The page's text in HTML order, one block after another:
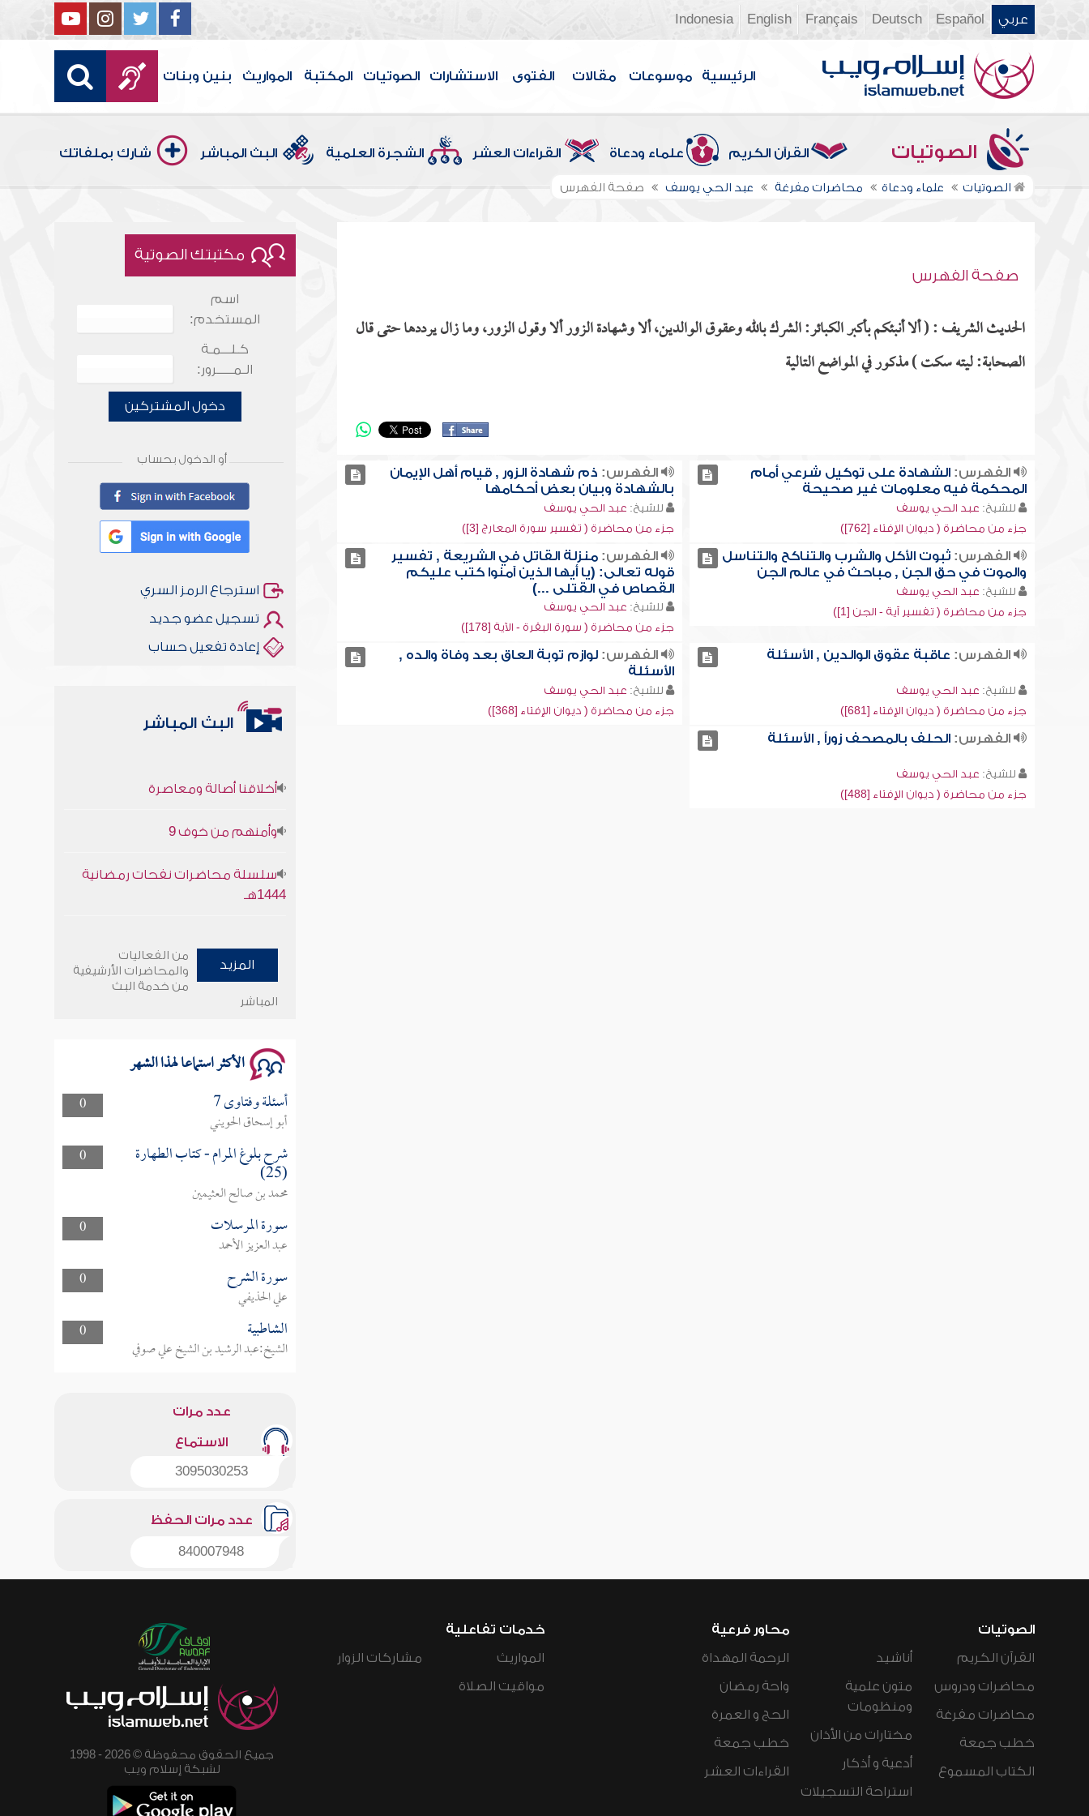
عربي Español
Deutsch
Français
English
Indonesia
الرئيسية موسوعات مقالات الفتوى الاستشارات الصوتيات المكتبة المواريث بنين وبنات
الصوتيات القرآن الكريم علماء ودعاة القراءات العشر الشجرة العلمية البث المباشر شارك بملفاتك
الصوتيات علماء ودعاة محاضرات مفرغة عبد الحي يوسف صفحة الفهرس
صفحة الفهرس
الحديث الشريف : ( ألا أنبئكم بأكبر الكبائر: الشرك بالله وعقوق الوالدين، ألا وشهادة الزور ألا وقول الزور، وما زال يرددها حتى قال
الصحابة: ليته سكت ) مذكور في المواضع التالية
الفهرس:الشهادة على توكيل شرعي أمام
المحكمة فيه معلومات غير صحيحة
للشيخ: عبد الحي يوسف
جزء من محاضرة ( ديوان الإفتاء [762])
الفهرس: ذم شهادة الزور , قيام أهل الإيمان
بالشهادة وبيان بعض أحكامها
للشيخ: عبد الحي يوسف
جزء من محاضرة ( تفسير سورة المعارج [3])
الفهرس:ثبوت الأكل والشرب والتناكح والتناسل
والموت في حق الجن , مباحث في عالم الجن
للشيخ: عبد الحي يوسف
جزء من محاضرة ( تفسير آية - الجن [1])
الفهرس: منزلة القاتل في الشريعة , تفسير
قوله تعالى: (يا أيها الذين آمنوا كتب عليكم
القصاص في القتلى ...)
للشيخ: عبد الحي يوسف
جزء من محاضرة ( سورة البقرة - الآية [178])
الفهرس: عاقبة عقوق الوالدين , الأسئلة
للشيخ: عبد الحي يوسف
جزء من محاضرة ( ديوان الإفتاء [681])
الفهرس: لوازم توبة العاق بعد وفاة والده ,
الأسئلة
للشيخ: عبد الحي يوسف
جزء من محاضرة ( ديوان الإفتاء [368])
الفهرس:الحلف بالمصحف زوراً , الأسئلة
للشيخ: عبد الحي يوسف
جزء من محاضرة ( ديوان الإفتاء [488])
مكتبتك الصوتية
اسم
المستخدم:
كـلـــمـة
الـمـــــرور:
دخول المشتركين
أو الدخول بحساب
استرجاع الرمز السري
تسجيل عضو جديد
إعادة تفعيل حساب
البث المباشر
1444هـ
وأمنهم من خوف 9
سلسلة محاضرات نفحات رمضانية
المزيد
من الفعاليات
والمحاضرات الأرشيفية
من خدمة البث
المباشر
الأكثر استماعا لهذا الشهر
0 أسئلة وفتاوى 7
أبو إسحاق الحويني
0
شرح بلوغ المرام - كتاب الطهارة
(25)
محمد بن صالح العثيمين
0
سورة المرسلات
عبد العزيز الأحمد
0
سورة الشرح
علي الحذيفي
0
الشاطبية
الشيخ:عبد الرشيد بن الشيخ علي صوفي
عدد مرات
الاستماع
3095030253
عدد مرات الحفظ
840007948
الصوتيات
القرآن الكريم
محاضرات ودروس
محاضرات مفرغة
خطب جمعة
الكتاب المسموع
أناشيد
متون علمية
ومنظومات
مختارات من الأذان
أدعية و أذكار
استراحة التسجيلات
محاور فرعية
الرحمة المهداة
واحة رمضان
الحج و العمرة
خطب جمعة
القراءات العشر
خدمات تفاعلية
المواريث
مواقيت الصلاة
مشاركات الزوار
جميع الحقوق محفوظة © 2026 - 1998
لشبكة إسلام ويب